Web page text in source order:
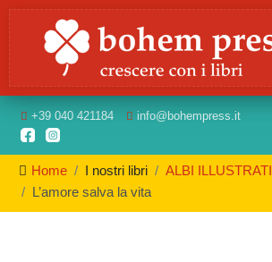
+39 040 421184 info@bohempress.it
Home I nostri libri
ALBI ILLUSTRATI
L’amore salva la vita